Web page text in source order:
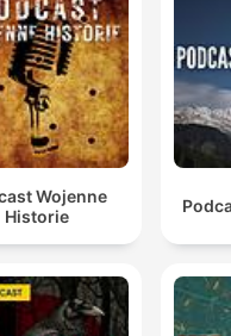
Wojenne
Historie